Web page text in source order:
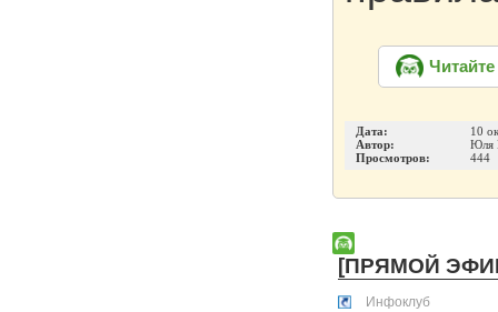
Дата:
10
Автор:
Юля
Просмотров:
444
[ПРЯМОЙ ЭФИР
Инфоклуб